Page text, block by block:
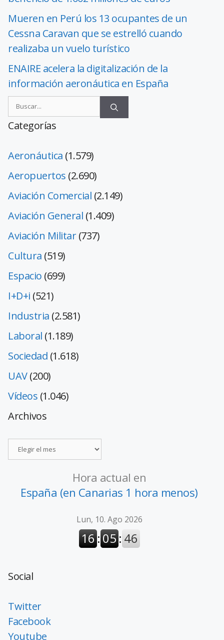
Mueren en Perú los 13 ocupantes de un
Cessna Caravan que se estrelló cuando
realizaba un vuelo turístico
ENAIRE acelera la digitalización de la
información aeronáutica en España
Categorías
Aeronáutica (1.579)
Aeropuertos (2.690)
Aviación Comercial (2.149)
Aviación General (1.409)
Aviación Militar(737)
Cultura (519)
Espacio (699)
I+D+i (521)
Industria (2.581)
Laboral (1.189)
Sociedad (1.618)
UAV(200)
Vídeos (1.046)
Archivos
Hora actual en
España (en Canarias 1 hora menos)
Social
Twitter
Facebook
Youtube